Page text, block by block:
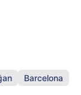
Barcelona